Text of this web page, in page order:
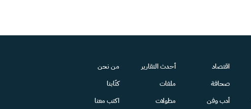
اقتصاد
صحافة
أدب وفن
أحدث التقارير
ملفات
مطولات
من نحن
كتّابنا
اكتب معنا